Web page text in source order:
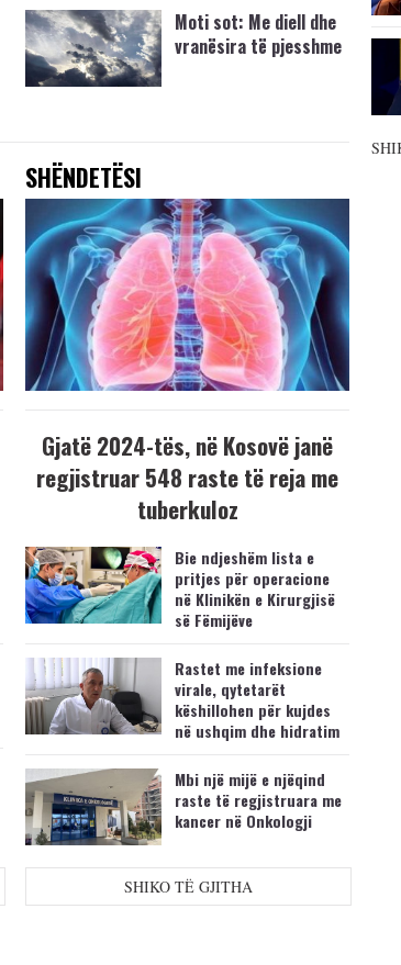
Moti sot: Me diell dhe
vranësira të pjesshme
SHËNDETËSI
Gjatë 2024-tës, në Kosovë janë
regjistruar 548 raste të reja me
tuberkuloz
Bie ndjeshëm lista e
pritjes për operacione
në Klinikën e Kirurgjisë
së Fëmijëve
Rastet me infeksione
virale, qytetarët
këshillohen për kujdes
në ushqim dhe hidratim
Mbi një mijë e njëqind
raste të regjistruara me
kancer në Onkologji
SHIKO TË GJITHA